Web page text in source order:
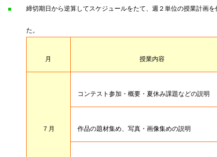
■ 締切期日から逆算してスケジュールをたて、週２単位の授業計画
た。
月 授業内容
７月
コンテスト参加・概要・夏休み課題などの説明
作品の題材集め、写真・画像集めの説明